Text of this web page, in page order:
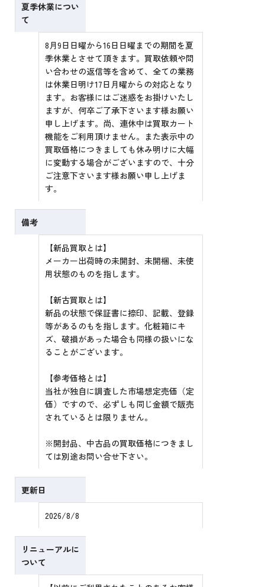
夏季休業につい
て
8月9日日曜から16日日曜までの期間を夏
季休業とさせて頂きます。買取依頼や問
い合わせの返信等を含めて、全ての業務
は休業日明け17日月曜からの対応となり
ます。お客様にはご迷惑をお掛けいたし
ますが、何卒ご了承下さいます様お願い
申し上げます。尚、連休中は買取カート
機能をご利用頂けません。また表示中の
買取価格につきましても休み明けに大幅
に変動する場合がございますので、十分
ご注意下さいます様お願い申し上げま
す。
備考
【新品買取とは】
メーカー出荷時の未開封、未開梱、未使
用状態のものを指します。
【新古買取とは】
新品の状態で保証書に捺印、記載、登録
等があるのもを指します。化粧箱にキ
ズ、破損があった場合も同様の扱いにな
ることがございます。
【参考価格とは】
当社が独自に調査した市場想定売価（定
価）ですので、必ずしも同じ金額で販売
されているとは限りません。
※開封品、中古品の買取価格につきまし
ては別途お問い合せ下さい。
更新日
2026/8/8
リニューアルに
ついて